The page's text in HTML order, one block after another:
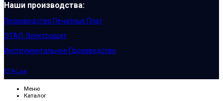
Наши производства:
Производство Печатных Плат
ЭТАЛ-Электрощит
Инструментальное Производство
ETAL.ua
Меню
Каталог